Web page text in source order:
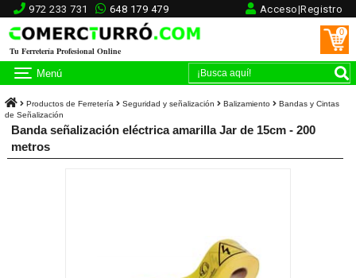
972 233 731 648 179 479 Acceso|Registro
Tu Ferretería Profesional Online
0
Menú
Productos de Ferretería Seguridad y señalización Balizamiento
Bandas y Cintas
de Señalización
Banda señalización eléctrica amarilla Jar de 15cm - 200
metros